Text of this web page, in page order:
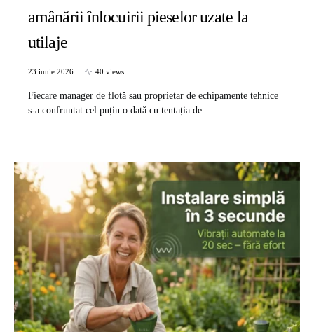
amânării înlocuirii pieselor uzate la
utilaje
23 iunie 2026 40 views
Fiecare manager de flotă sau proprietar de echipamente tehnice
s-a confruntat cel puțin o dată cu tentația de…